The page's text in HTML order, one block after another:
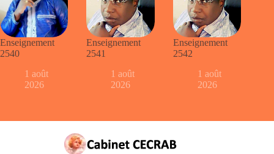
Enseignement
2540
1 août
2026
Enseignement
2541
1 août
2026
Enseignement
2542
1 août
2026